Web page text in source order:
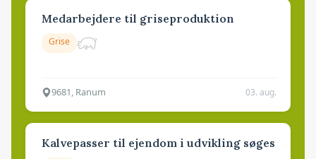
Medarbejdere til griseproduktion
Grise
9681, Ranum 03. aug.
Kalvepasser til ejendom i udvikling søges